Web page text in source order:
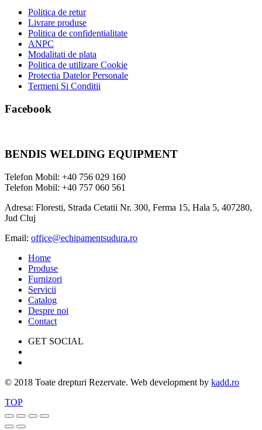
Politica de retur
Livrare produse
Politica de confidentialitate
ANPC
Modalitati de plata
Politica de utilizare Cookie
Protectia Datelor Personale
Termeni Si Conditii
Facebook
BENDIS WELDING EQUIPMENT
Telefon Mobil: +40 756 029 160
Telefon Mobil: +40 757 060 561
Adresa: Floresti, Strada Cetatii Nr. 300, Ferma 15, Hala 5, 407280,
Jud Cluj
Email: office@echipamentsudura.ro
Home
Produse
Furnizori
Servicii
Catalog
Despre noi
Contact
GET SOCIAL
© 2018 Toate drepturi Rezervate. Web development by kadd.ro
TOP